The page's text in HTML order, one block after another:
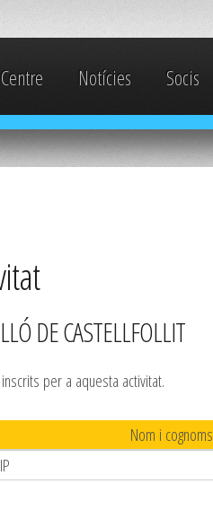
Notícies Socis
DE CASTELLFOLLIT
per a aquesta activitat.
Nom i cognoms